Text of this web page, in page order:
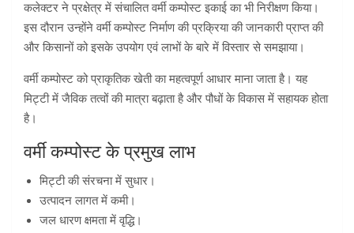
कलेक्टर ने प्रक्षेत्र में संचालित वर्मी कम्पोस्ट इकाई का भी निरीक्षण किया।
इस दौरान उन्होंने वर्मी कम्पोस्ट निर्माण की प्रक्रिया की जानकारी प्राप्त की
और किसानों को इसके उपयोग एवं लाभों के बारे में विस्तार से समझाया।
वर्मी कम्पोस्ट को प्राकृतिक खेती का महत्वपूर्ण आधार माना जाता है। यह
मिट्टी में जैविक तत्वों की मात्रा बढ़ाता है और पौधों के विकास में सहायक होता
है।
वर्मी कम्पोस्ट के प्रमुख लाभ
मिट्टी की संरचना में सुधार।
उत्पादन लागत में कमी।
जल धारण क्षमता में वृद्धि।